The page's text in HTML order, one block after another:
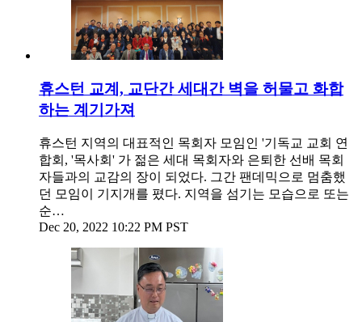
휴스턴 교계, 교단간 세대간 벽을 허물고 화합
하는 계기가져
휴스턴 지역의 대표적인 목회자 모임인 '기독교 교회 연
합회, '목사회' 가 젊은 세대 목회자와 은퇴한 선배 목회
자들과의 교감의 장이 되었다. 그간 팬데믹으로 멈춤했
던 모임이 기지개를 폈다. 지역을 섬기는 모습으로 또는
순…
Dec 20, 2022 10:22 PM PST